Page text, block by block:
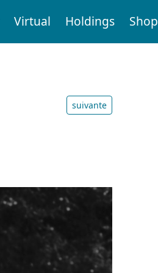
Virtual Holdings Shop
suivante